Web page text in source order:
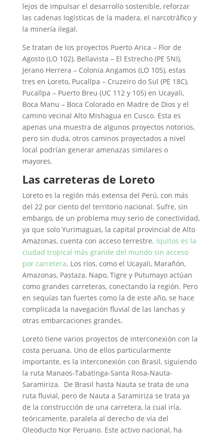
lejos de impulsar el desarrollo sostenible, reforzar
las cadenas logísticas de la madera, el narcotráfico y
la minería ilegal.
Se tratan de los proyectos Puerto Arica – Flor de
Agosto (LO 102), Bellavista – El Estrecho (PE 5NI),
Jerano Herrera – Colonia Angamos (LO 105), estas
tres en Loreto, Pucallpa – Cruzeiro do Sul (PE 18C),
Pucallpa – Puerto Breu (UC 112 y 105) en Ucayali,
Boca Manu – Boca Colorado en Madre de Dios y el
camino vecinal Alto Mishagua en Cusco. Esta es
apenas una muestra de algunos proyectos notorios,
pero sin duda, otros caminos proyectados a nivel
local podrían generar amenazas similares o
mayores.
Las carreteras de Loreto
Loreto es la región más extensa del Perú, con más
del 22 por ciento del territorio nacional. Sufre, sin
embargo, de un problema muy serio de conectividad,
ya que solo Yurimaguas, la capital provincial de Alto
Amazonas, cuenta con acceso terrestre. Iquitos es la
ciudad tropical más grande del mundo sin acceso
por carretera. Los ríos, como el Ucayali, Marañón,
Amazonas, Pastaza, Napo, Tigre y Putumayo actúan
como grandes carreteras, conectando la región. Pero
en sequías tan fuertes como la de este año, se hace
complicada la navegación fluvial de las lanchas y
otras embarcaciones grandes.
Loreto tiene varios proyectos de interconexión con la
costa peruana. Uno de ellos particularmente
importante, es la interconexión con Brasil, siguiendo
la ruta Manaos-Tabatinga-Santa Rosa-Nauta-
Saramiriza. De Brasil hasta Nauta se trata de una
ruta fluvial, pero de Nauta a Saramiriza se trata ya
de la construcción de una carretera, la cual iría,
teóricamente, paralela al derecho de vía del
Oleoducto Nor Peruano. Este activo nacional, ha